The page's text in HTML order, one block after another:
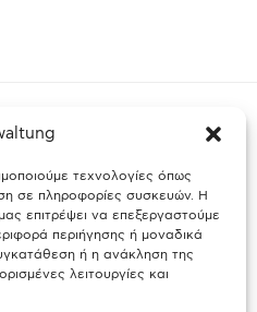
τεχνολογίες όπως
σε πληροφορίες συσκευών. Η
επιτρέψει να επεξεργαστούμε
περιήγησης ή μοναδικά
ή η ανάκληση της
λειτουργίες και
Μόναχο: Κίνδυνος από τους
και τις καταιγίδες